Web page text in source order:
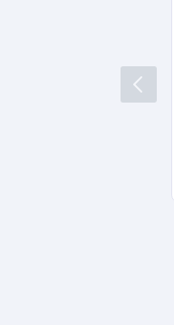
Previous